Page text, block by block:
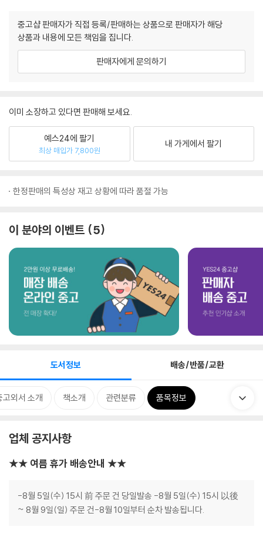
중고샵 판매자가 직접 등록/판매하는 상품으로 판매자가 해당
상품과 내용에 모든 책임을 집니다.
판매자에게 문의하기
이미 소장하고 있다면 판매해 보세요.
예스24에 팔기
최상 매입가 7,800원
내 가게에서 팔기
한정판매의 특성상 재고 상황에 따라 품절 가능
이 분야의 이벤트 5
도서정보 배송/반품/교환
고외서 소개 책소개 관련분류 품목정보
업체 공지사항
★★ 여름 휴가 배송안내 ★★
-8월 5일(수) 15시 前 주문 건 당일발송 -8월 5일(수) 15시 以後
~ 8월 9일(일) 주문 건-8월 10일부터 순차 발송됩니다.